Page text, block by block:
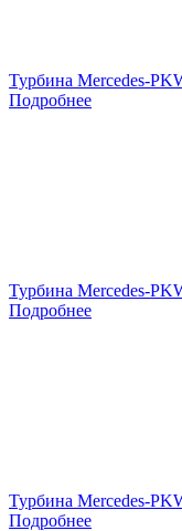
Турбина Mercedes-
Подробнее
Турбина Mercedes-
Подробнее
Турбина Mercedes-
Подробнее